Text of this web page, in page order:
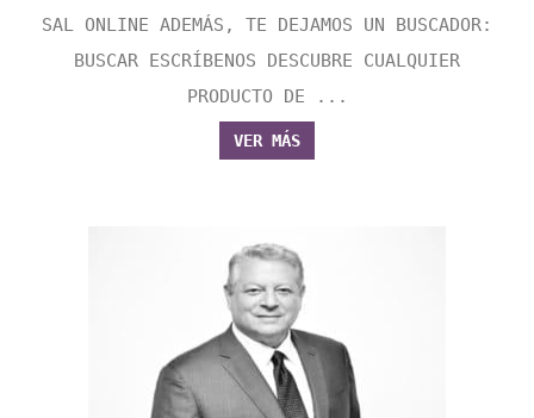
SAL ONLINE ADEMÁS, TE DEJAMOS UN BUSCADOR:
BUSCAR ESCRÍBENOS DESCUBRE CUALQUIER
PRODUCTO DE ...
VER MÁS